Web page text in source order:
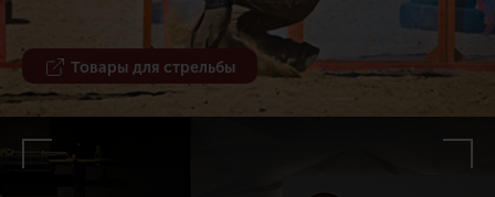
Товары для стрельбы